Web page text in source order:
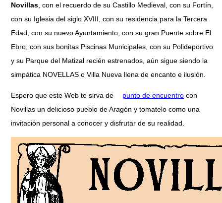
Novillas, con el recuerdo de su Castillo Medieval, con su Fortín,
con su Iglesia del siglo XVIII, con su residencia para la Tercera
Edad, con su nuevo Ayuntamiento, con su gran Puente sobre El
Ebro, con sus bonitas Piscinas Municipales, con su Polideportivo
y su Parque del Matizal recién estrenados, aún sigue siendo la
simpática NOVELLAS o Villa Nueva llena de encanto e ilusión.
Espero que este Web te sirva de punto de encuentro con
Novillas un delicioso pueblo de Aragón y tomatelo como una
invitación personal a conocer y disfrutar de su realidad.